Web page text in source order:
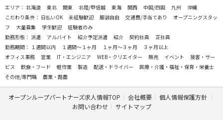
エリア： 北海道 東北 関東 北陸/甲信越 東海 関西 中国/四国 九州
沖縄
こだわり条件： 日払いOK 未経験歓迎 服装自由 交通費/手当てあり
オープニングスタッ
フ
大量募集 学生歓迎
経験者のみ
勤務形態： 派遣 アルバイト 紹介予定派遣 紹介 契約社員
正社員
勤務期間： １週間以内 １週間～１ヶ月 １ヶ月～３ヶ月
３ヶ月以上
オフィス事務
営業 IT・エンジニア WEB・クリエイター 販売 イベント
接客・サー
ビス
飲食・フード 軽作業 製造 配送・ドライバー
医療・介護・福祉・保育・栄養士
その他/専門職
農業・酪農
オープンループパートナーズ求人情報TOP 会社概要
個人情報保護方針
お問い合わせ
サイトマップ